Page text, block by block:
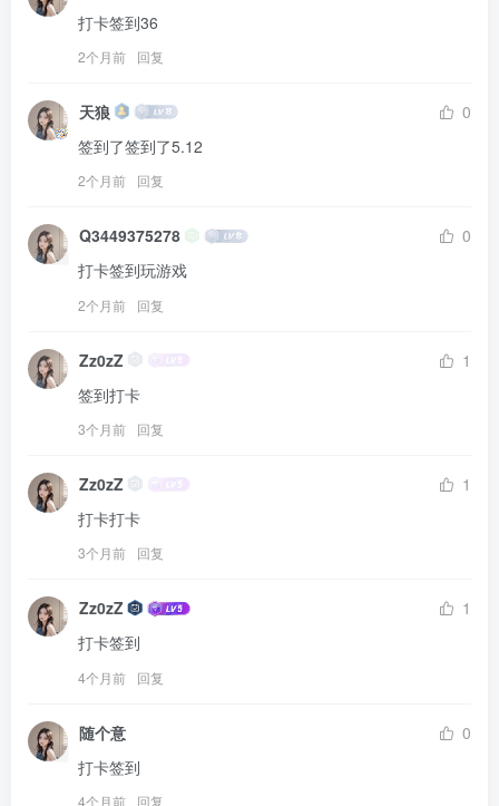
打卡签到36
2个月前 回复
天狼
0
签到了签到了5.12
2个月前 回复
Q3449375278
0
打卡签到玩游戏
2个月前 回复
Zz0zZ
1
签到打卡
3个月前 回复
Zz0zZ
1
打卡打卡
3个月前 回复
Zz0zZ
1
打卡签到
4个月前 回复
随个意
0
打卡签到
4个月前 回复